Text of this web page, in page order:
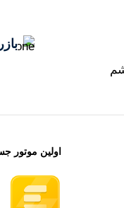
اولین موتور